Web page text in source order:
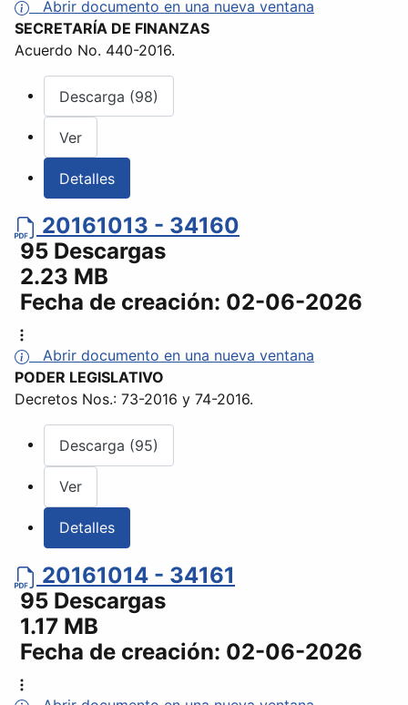
Abrir documento en una nueva ventana
SECRETARÍA DE FINANZAS
Acuerdo No. 440-2016.
Descarga (98)
Ver
Detalles
20161013 - 34160
95 Descargas
2.23 MB
Fecha de creación: 02-06-2026
Abrir documento en una nueva ventana
PODER LEGISLATIVO
Decretos Nos.: 73-2016 y 74-2016.
Descarga (95)
Ver
Detalles
20161014 - 34161
95 Descargas
1.17 MB
Fecha de creación: 02-06-2026